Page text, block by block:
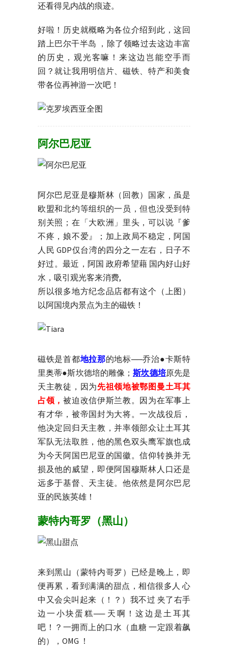
还看得见内战的痕迹。
好啦！历史就概略为各位介绍到此，这回
踏上巴尔干半岛 ，除了领略过去这边丰富
的历史，观光客嘛！来这边岂能空手而
回？就让我用明信片、磁铁、特产和美食
带各位再神游一次吧！
阿尔巴尼亚
阿尔巴尼亚是穆斯林（回教）国家，虽是
欧盟和北约等组织的一员，但也没受到特
别关照；在「大欧洲」里头，可以说『爹
不疼，娘不爱』；加上政局不稳定，阿国
人民 GDP仅台湾的四分之一左右，日子不
好过。最近，阿国 政府希望藉 国内好山好
水，吸引观光客来消费,
所以很多地方纪念品店都有这个（上图）
以阿国境内景点为主的磁铁！
磁铁是首都地拉那的地标──乔治●卡斯特
里奥蒂●斯坎德培的雕像；斯坎德培原先是
天主教徒，因为先祖领地被鄂图曼土耳其
占领，被迫改信伊斯兰教。因为在军事上
有才华，被帝国封为大将。一次战役后，
他决定回归天主教，并率领部众让土耳其
军队无法取胜，他的黑色双头鹰军旗也成
为今天阿国巴尼亚的国徽。信仰转换并无
损及他的威望，即便阿国穆斯林人口还是
远多于基督、天主徒。他依然是阿尔巴尼
亚的民族英雄！
蒙特内哥罗（黑山）
来到黑山（蒙特内哥罗）已经是晚上，即
便再累，看到满满的甜点，相信很多人 心
中又会尖叫起来（！？）我不过 夹了右手
边一小块蛋糕── 天啊！这边是土耳其
吧！？一拥而上的口水（血糖 一定跟着飙
的），OMG ！